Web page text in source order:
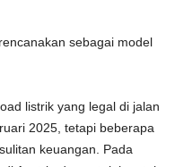
sebagai model
listrik yang legal di jalan
2025, tetapi beberapa
keuangan. Pada